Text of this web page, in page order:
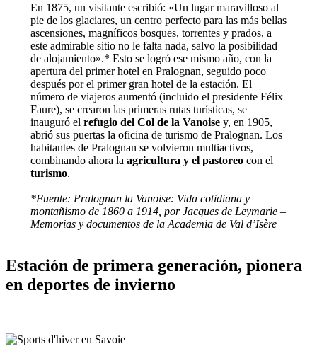
En 1875, un visitante escribió: «Un lugar maravilloso al
pie de los glaciares, un centro perfecto para las más bellas
ascensiones, magníficos bosques, torrentes y prados, a
este admirable sitio no le falta nada, salvo la posibilidad
de alojamiento».* Esto se logró ese mismo año, con la
apertura del primer hotel en Pralognan, seguido poco
después por el primer gran hotel de la estación. El
número de viajeros aumentó (incluido el presidente Félix
Faure), se crearon las primeras rutas turísticas, se
inauguró el refugio del Col de la Vanoisey, en 1905,
abrió sus puertas la oficina de turismo de Pralognan. Los
habitantes de Pralognan se volvieron multiactivos,
combinando ahora la agricultura y el pastoreocon el
turismo.
*Fuente: Pralognan la Vanoise: Vida cotidiana y
montañismo de 1860 a 1914, por Jacques de Leymarie –
Memorias y documentos de la Academia de Val d’Isère
Estación de primera generación, pionera
en deportes de invierno